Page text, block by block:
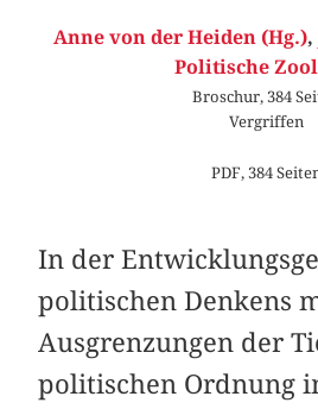
Anne von der Heiden (Hg.),
Politische
Broschur, 384
Vergriffen
PDF, 384
In der
politischen Denkens
Ausgrenzungen der
politischen Ordnung